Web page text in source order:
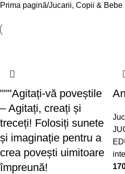
Prima pagină Jucarii, Copii & Bebe
"""Agitați-vă poveștile
– Agitați, creați și
treceți! Folosiți sunete
și imaginație pentru a
crea povești uimitoare
împreună!